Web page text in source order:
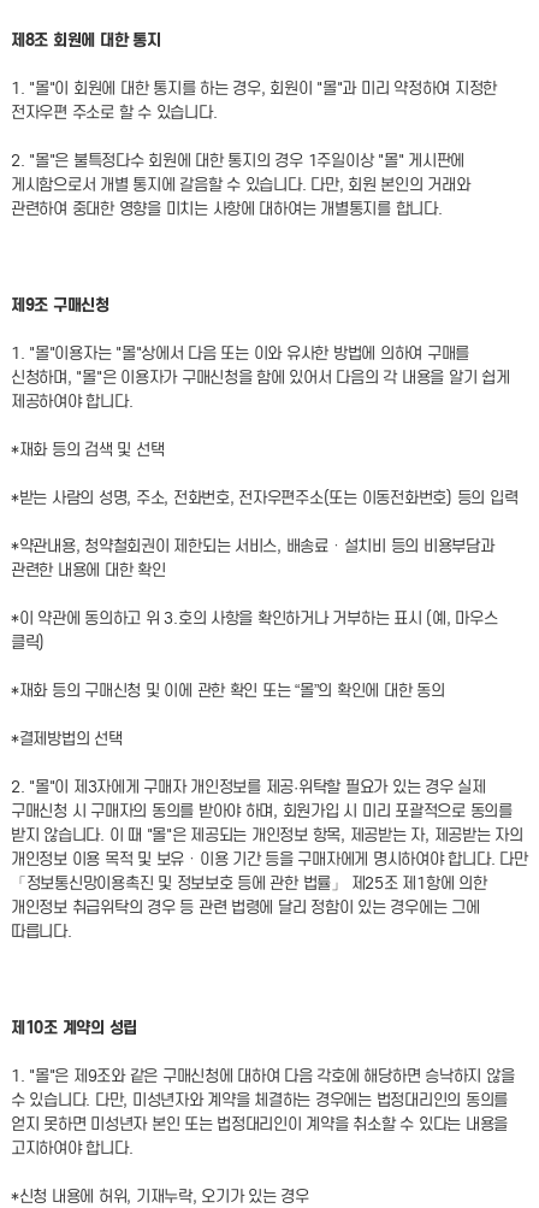
제8조 회원에 대한 통지
1. "몰"이 회원에 대한 통지를 하는 경우, 회원이 "몰"과 미리 약정하여 지정한
전자우편 주소로 할 수 있습니다.
2. "몰"은 불특정다수 회원에 대한 통지의 경우 1주일이상 "몰" 게시판에
게시함으로서 개별 통지에 갈음할 수 있습니다. 다만, 회원 본인의 거래와
관련하여 중대한 영향을 미치는 사항에 대하여는 개별통지를 합니다.
제9조 구매신청
1. "몰"이용자는 "몰"상에서 다음 또는 이와 유사한 방법에 의하여 구매를
신청하며, "몰"은 이용자가 구매신청을 함에 있어서 다음의 각 내용을 알기 쉽게
제공하여야 합니다.
*재화 등의 검색 및 선택
*받는 사람의 성명, 주소, 전화번호, 전자우편주소(또는 이동전화번호) 등의 입력
*약관내용, 청약철회권이 제한되는 서비스, 배송료ㆍ설치비 등의 비용부담과
관련한 내용에 대한 확인
*이 약관에 동의하고 위 3.호의 사항을 확인하거나 거부하는 표시 (예, 마우스
클릭)
*재화 등의 구매신청 및 이에 관한 확인 또는 “몰”의 확인에 대한 동의
*결제방법의 선택
2. "몰"이 제3자에게 구매자 개인정보를 제공·위탁할 필요가 있는 경우 실제
구매신청 시 구매자의 동의를 받아야 하며, 회원가입 시 미리 포괄적으로 동의를
받지 않습니다. 이 때 "몰"은 제공되는 개인정보 항목, 제공받는 자, 제공받는 자의
개인정보 이용 목적 및 보유ㆍ이용 기간 등을 구매자에게 명시하여야 합니다. 다만
「정보통신망이용촉진 및 정보보호 등에 관한 법률」 제25조 제1항에 의한
개인정보 취급위탁의 경우 등 관련 법령에 달리 정함이 있는 경우에는 그에
따릅니다.
제10조 계약의 성립
1. "몰"은 제9조와 같은 구매신청에 대하여 다음 각호에 해당하면 승낙하지 않을
수 있습니다. 다만, 미성년자와 계약을 체결하는 경우에는 법정대리인의 동의를
얻지 못하면 미성년자 본인 또는 법정대리인이 계약을 취소할 수 있다는 내용을
고지하여야 합니다.
*신청 내용에 허위, 기재누락, 오기가 있는 경우